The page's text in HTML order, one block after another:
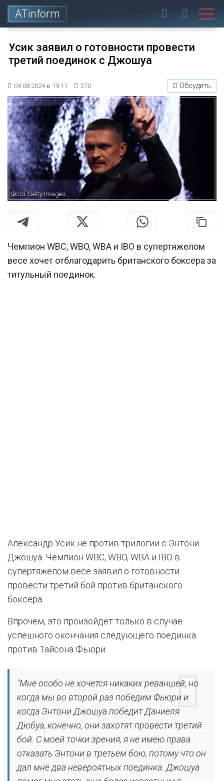
ATinform
Усик заявил о готовности провести
третий поединок с Джошуа
09.08.2024 в 19:11 370 Обсудить
Фото: Getty Images
Чемпион WBC, WBO, WBA и IBO в супертяжелом
весе хочет отблагодарить британского боксера за
титульный поединок.
Александр Усик не против трилогии с Энтони
Джошуа. Чемпион WBC, WBO, WBA и IBO в
супертяжелом весе заявил о готовности
провести третий бой против британского
боксера.
Впрочем, это произойдет только в случае
успешного окончания следующего поединка
против Тайсона Фьюри.
"Мне особо не хочется никаких реваншей, но
когда мы во второй раз победим Фьюри и
когда Энтони Джошуа победит Даниеля
Дюбуа, конечно, они захотят провести третий
бой. С моей точки зрения, я не имею права
отказать Энтони в третьем бою, потому что он
дал мне два невероятных поединка. Джошуа